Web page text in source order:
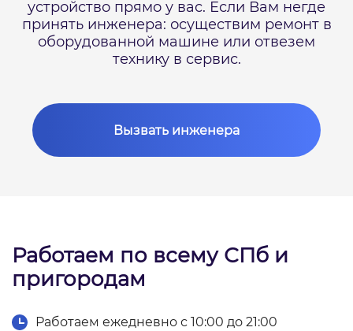
устройство прямо у вас. Если Вам негде
принять инженера: осуществим ремонт в
оборудованной машине или отвезем
технику в сервис.
Вызвать инженера
Работаем по всему СПб и
пригородам
Работаем ежедневно с 10:00 до 21:00